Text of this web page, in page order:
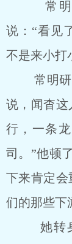
常明研
说：“看见
不是来小打
常明研轻
说，闻杳这
行，一条
司。”他顿
下来肯定会
们的那些
她转身